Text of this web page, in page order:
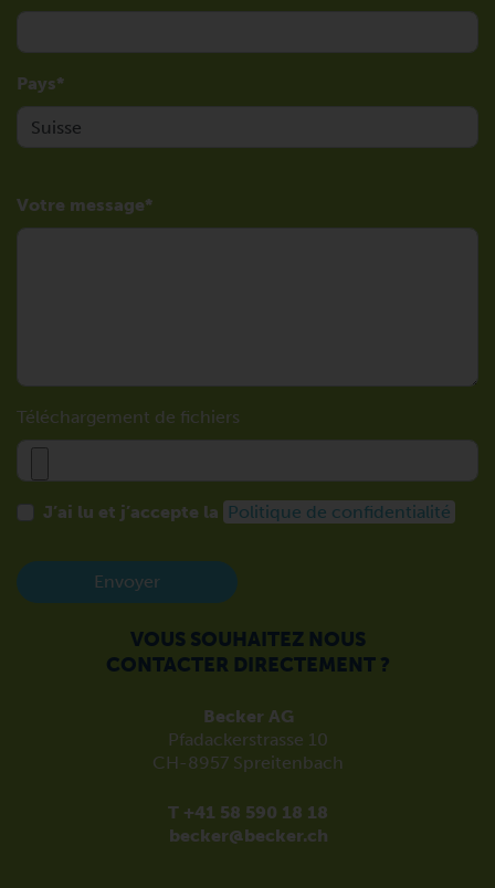
Pays
Votre message
Téléchargement de fichiers
J’ai lu et j’accepte la Politique de confidentialité
Envoyer
VOUS SOUHAITEZ NOUS
CONTACTER DIRECTEMENT ?
Becker AG
Pfadackerstrasse 10
CH-8957 Spreitenbach
T +41 58 590 18 18
becker@becker.ch